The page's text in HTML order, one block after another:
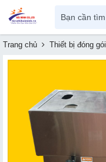
Trang chủ Thiết bị đóng gói